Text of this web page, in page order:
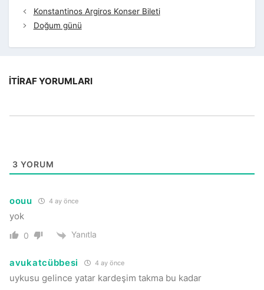
Konstantinos Argiros Konser Bileti
Doğum günü
İTIRAF YORUMLARI
3 YORUM
oouu 4 ay önce
yok
0 Yanıtla
avukatcübbesi 4 ay önce
uykusu gelince yatar kardeşim takma bu kadar